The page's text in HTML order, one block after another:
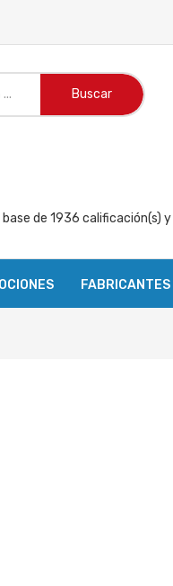
Buscar
de 1936 calificación(s) y
FABRICANTES